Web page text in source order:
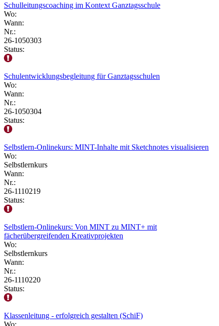
Schulleitungscoaching im Kontext Ganztagsschule
Wo:
Wann:
Nr.:
26-1050303
Status:
Schulentwicklungsbegleitung für Ganztagsschulen
Wo:
Wann:
Nr.:
26-1050304
Status:
Selbstlern-Onlinekurs: MINT-Inhalte mit Sketchnotes visualisieren
Wo:
Selbstlernkurs
Wann:
Nr.:
26-1110219
Status:
Selbstlern-Onlinekurs: Von MINT zu MINT+ mit
fächerübergreifenden Kreativprojekten
Wo:
Selbstlernkurs
Wann:
Nr.:
26-1110220
Status:
Klassenleitung - erfolgreich gestalten (SchiF)
Wo: